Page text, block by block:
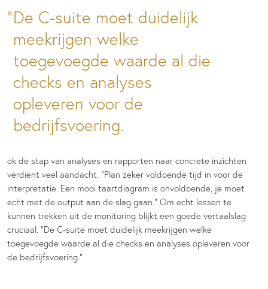
De C-suite moet duidelijk
meekrijgen welke
toegevoegde waarde al die
checks en analyses
opleveren voor de
bedrijfsvoering.
ok de stap van analyses en rapporten naar concrete inzichten
verdient veel aandacht. “Plan zeker voldoende tijd in voor de
interpretatie. Een mooi taartdiagram is onvoldoende, je moet
echt met de output aan de slag gaan.” Om echt lessen te
kunnen trekken uit de monitoring blijkt een goede vertaalslag
cruciaal. “De C-suite moet duidelijk meekrijgen welke
toegevoegde waarde al die checks en analyses opleveren voor
de bedrijfsvoering.”